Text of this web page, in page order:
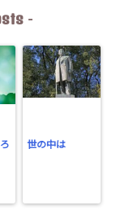
-
世の中は